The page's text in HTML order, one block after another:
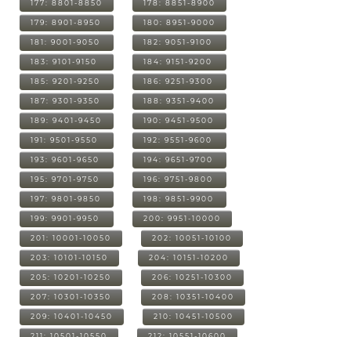
177: 8801-8850 178: 8851-8900
179: 8901-8950 180: 8951-9000
181: 9001-9050 182: 9051-9100
183: 9101-9150 184: 9151-9200
185: 9201-9250 186: 9251-9300
187: 9301-9350 188: 9351-9400
189: 9401-9450 190: 9451-9500
191: 9501-9550 192: 9551-9600
193: 9601-9650 194: 9651-9700
195: 9701-9750 196: 9751-9800
197: 9801-9850 198: 9851-9900
199: 9901-9950 200: 9951-10000
201: 10001-10050 202: 10051-10100
203: 10101-10150 204: 10151-10200
205: 10201-10250 206: 10251-10300
207: 10301-10350 208: 10351-10400
209: 10401-10450 210: 10451-10500